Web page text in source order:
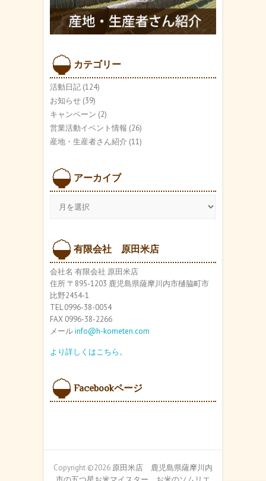
カテゴリー
活動日記 (124)
お知らせ (39)
キャンペーン (2)
営業活動イベント情報 (26)
産地・生産者さん紹介 (11)
アーカイブ
ブ
有限会社 原田米店
会社名 有限会社 原田米店
住所 〒895-1203 鹿児島県薩摩川内市樋脇町市
比野2454-1
TEL 0996-38-0054
FAX 0996-38-2266
メールinfo@h-kometen.com
より詳しくはこちら。
Facebookページ
Copyright ©2026原田米店 鹿児島県薩摩川内